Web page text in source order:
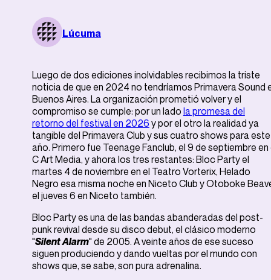
Lúcuma
Luego de dos ediciones inolvidables recibimos la triste
noticia de que en 2024 no tendríamos Primavera Sound
Buenos Aires. La organización prometió volver y el
compromiso se cumple: por un lado la promesa del
retorno del festival en 2026 y por el otro la realidad ya
tangible del Primavera Club y sus cuatro shows para este
año. Primero fue Teenage Fanclub, el 9 de septiembre en
C Art Media, y ahora los tres restantes: Bloc Party el
martes 4 de noviembre en el Teatro Vorterix, Helado
Negro esa misma noche en Niceto Club y Otoboke
el jueves 6 en Niceto también.
Bloc Party es una de las bandas abanderadas del post-
punk revival desde su disco debut, el clásico moderno
"Silent Alarm" de 2005. A veinte años de ese suceso
siguen produciendo y dando vueltas por el mundo con
shows que, se sabe, son pura adrenalina.